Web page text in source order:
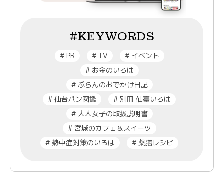
#KEYWORDS
#PR #TV #イベント
#お金のいろは
#ぷらんのおでかけ日記
# 仙台パン図鑑 # 別冊 仙臺いろは
#大人女子の取扱説明書
#宮城のカフェ＆スイーツ
# 熱中症対策のいろは # 薬膳レシピ